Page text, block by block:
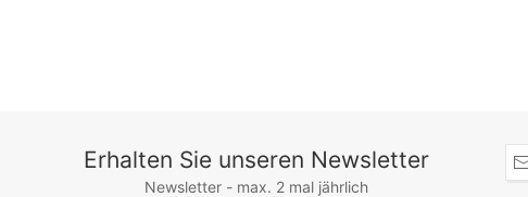
Erhalten Sie unseren Newsletter
Newsletter - max. 2 mal jährlich